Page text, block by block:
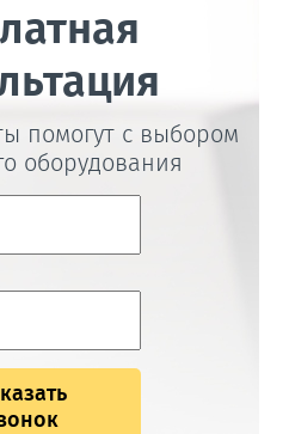
помогут с выбором
оборудования